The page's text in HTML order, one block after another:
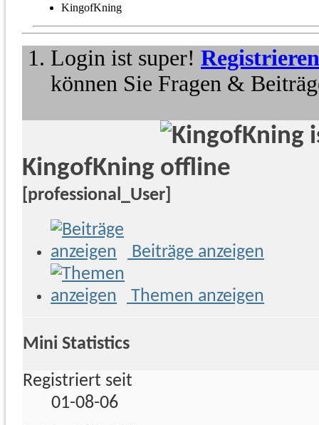
KingofKning
Login ist super! Registrieren
können Sie Fragen &
KingofKning
[professional_User]
Beiträge anzeigen
Themen anzeigen
Mini Statistics
Registriert seit
01-08-06